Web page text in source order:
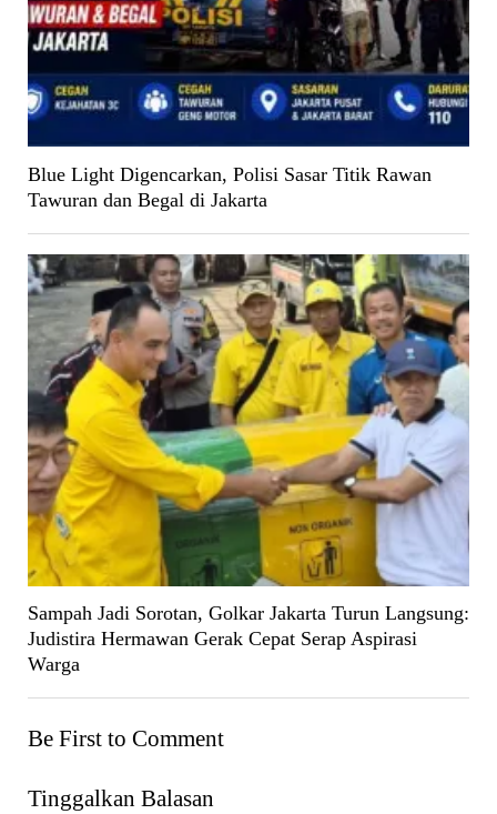
Blue Light Digencarkan, Polisi Sasar Titik Rawan
Tawuran dan Begal di Jakarta
Sampah Jadi Sorotan, Golkar Jakarta Turun Langsung:
Judistira Hermawan Gerak Cepat Serap Aspirasi
Warga
Be First to Comment
Tinggalkan Balasan